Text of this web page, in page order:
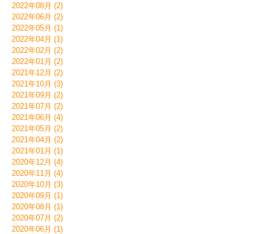
2022年08月 (2)
2022年06月 (2)
2022年05月 (1)
2022年04月 (1)
2022年02月 (2)
2022年01月 (2)
2021年12月 (2)
2021年10月 (3)
2021年09月 (2)
2021年07月 (2)
2021年06月 (4)
2021年05月 (2)
2021年04月 (2)
2021年01月 (1)
2020年12月 (4)
2020年11月 (4)
2020年10月 (3)
2020年09月 (1)
2020年08月 (1)
2020年07月 (2)
2020年06月 (1)